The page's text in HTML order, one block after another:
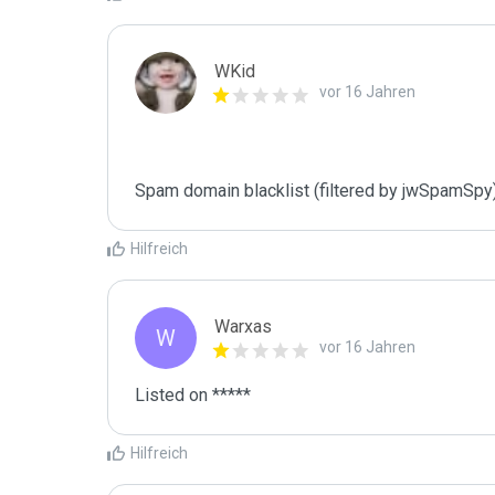
WKid
vor 16 Jahren
Spam domain blacklist (filtered by
Hilfreich
W Warxas
vor 16 Jahren
Listed on *****
Hilfreich